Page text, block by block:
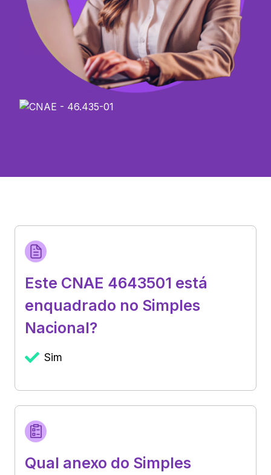
Este CNAE 4643501 está
enquadrado no Simples
Nacional?
Sim
Qual anexo do Simples